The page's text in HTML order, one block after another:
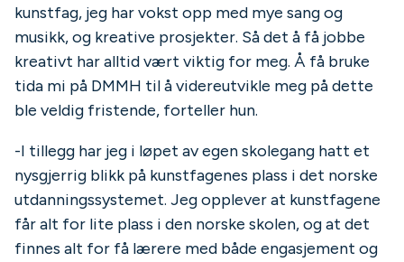
kunstfag, jeg har vokst opp med mye sang og
musikk, og kreative prosjekter. Så det å få jobbe
kreativt har alltid vært viktig for meg. Å få bruke
tida mi på DMMH til å videreutvikle meg på dette
ble veldig fristende, forteller hun.
-I tillegg har jeg i løpet av egen skolegang hatt et
nysgjerrig blikk på kunstfagenes plass i det norske
utdanningssystemet. Jeg opplever at kunstfagene
får alt for lite plass i den norske skolen, og at det
finnes alt for få lærere med både engasjement og